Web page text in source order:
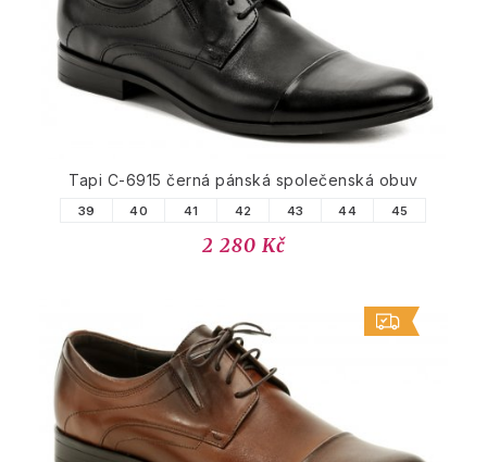
Tapi C-6915 černá pánská společenská obuv
39 40 41 42 43 44 45
2 280 Kč